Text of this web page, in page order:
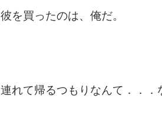
彼を買ったのは、俺だ。
連れて帰るつもりなんて．．．